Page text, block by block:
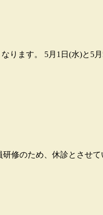
ります。 5月1日(水)と5
修のため、休診とさせ